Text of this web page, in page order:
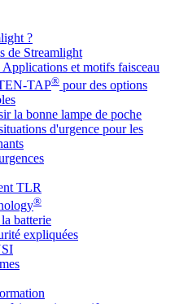
?
de Streamlight
et motifs faisceau
TAP® pour des options
la bonne lampe de poche
d'urgence pour les
TLR
®
batterie
expliquées